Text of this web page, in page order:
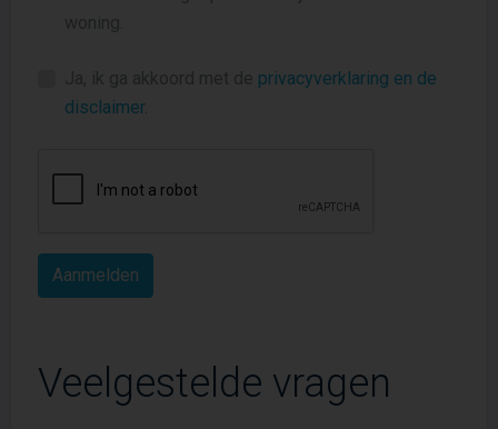
woning.
Ja, ik ga akkoord met de privacyverklaring en de
disclaimer.
Veelgestelde vragen